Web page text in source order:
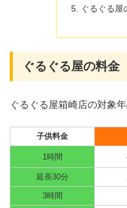
ぐるぐる屋
ぐるぐる屋の料金
ぐるぐる屋箱崎店の対象
子供料金
1時間
延長30分
3時間